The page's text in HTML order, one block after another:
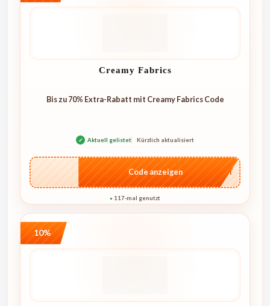
Creamy Fabrics
Bis zu 70% Extra-Rabatt mit Creamy Fabrics Code
✓ Aktuell gelistet Kürzlich aktualisiert
…CRET
Code anzeigen
● 117-mal genutzt
10%